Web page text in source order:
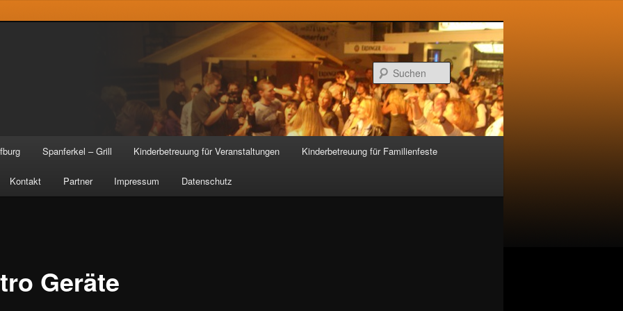
Suchen
Spanferkel – Grill Kinderbetreuung für Veranstaltungen Kinderbetreuung für Familienfeste
Kontakt Partner Impressum Datenschutz
Geräte